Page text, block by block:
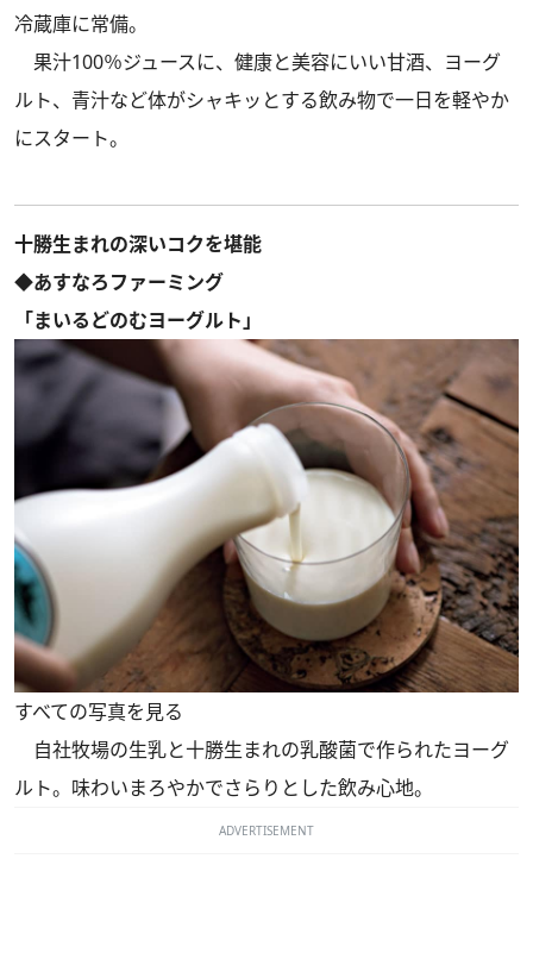
冷蔵庫に常備。
果汁100％ジュースに、健康と美容にいい甘酒、ヨーグ
ルト、青汁など体がシャキッとする飲み物で一日を軽やか
にスタート。
十勝生まれの深いコクを堪能
◆あすなろファーミング
「まいるどのむヨーグルト」
すべての写真を見る
自社牧場の生乳と十勝生まれの乳酸菌で作られたヨーグ
ルト。味わいまろやかでさらりとした飲み心地。
ADVERTISEMENT